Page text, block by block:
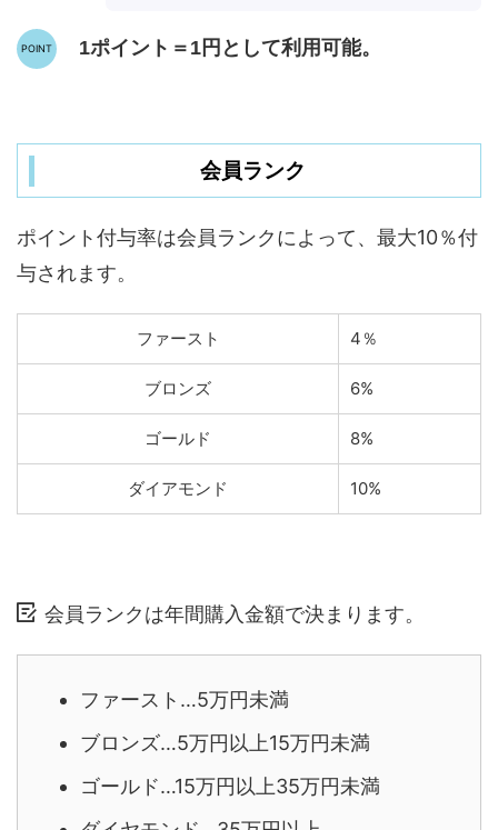
1ポイント＝1円として利用可能。
会員ランク
ポイント付与率は会員ランクによって、最大10％付
与されます。
ファースト 4％
ブロンズ 6%
ゴールド 8%
ダイアモンド 10%
会員ランクは年間購入金額で決まります。
ファースト…5万円未満
ブロンズ…5万円以上15万円未満
ゴールド…15万円以上35万円未満